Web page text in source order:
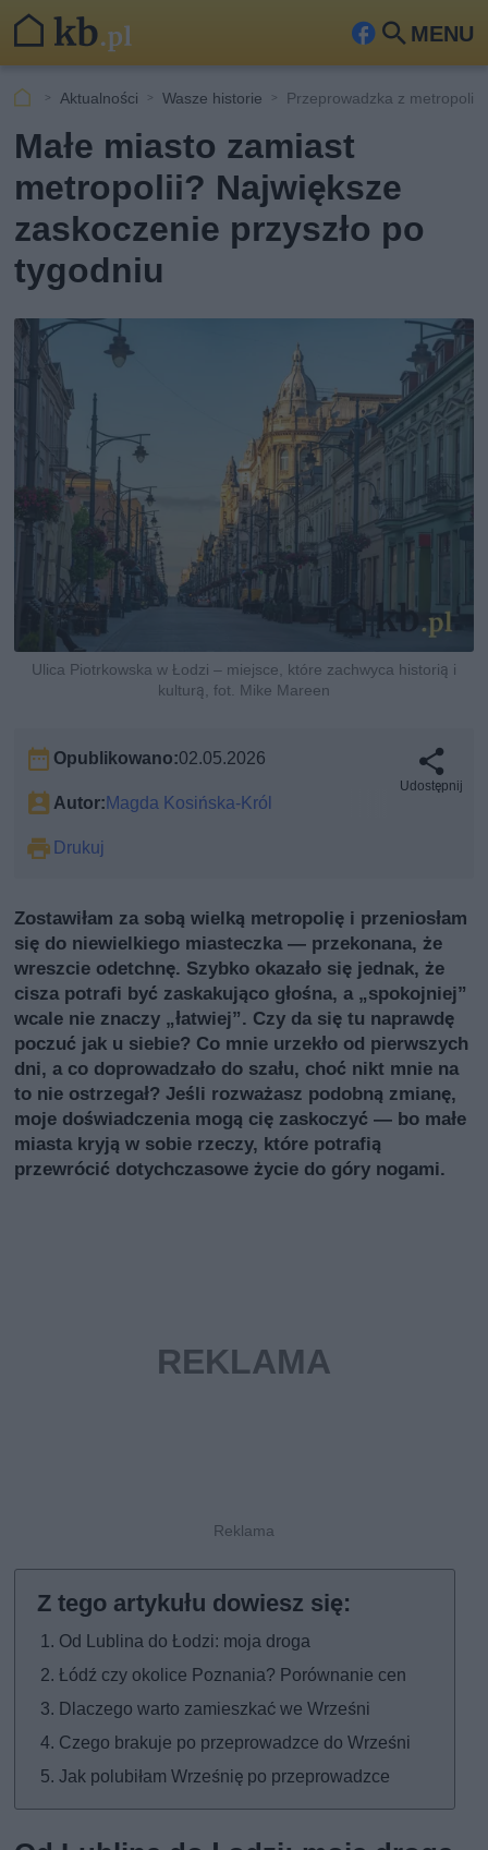
MENU
Fa
ook
Szu
kaj
Aktualności Wasze historie Przeprowadzka z metropolii
Małe miasto zamiast
metropolii? Największe
zaskoczenie przyszło po
tygodniu
Ulica Piotrkowska w Łodzi – miejsce, które zachwyca historią i
kulturą, fot. Mike Mareen
Opublikowano:02.05.2026
Autor:Magda Kosińska-Król
Drukuj
Udostępnij
Zostawiłam za sobą wielką metropolię i przeniosłam
się do niewielkiego miasteczka — przekonana, że
wreszcie odetchnę. Szybko okazało się jednak, że
cisza potrafi być zaskakująco głośna, a „spokojniej”
wcale nie znaczy „łatwiej”. Czy da się tu naprawdę
poczuć jak u siebie? Co mnie urzekło od pierwszych
dni, a co doprowadzało do szału, choć nikt mnie na
to nie ostrzegał? Jeśli rozważasz podobną zmianę,
moje doświadczenia mogą cię zaskoczyć — bo małe
miasta kryją w sobie rzeczy, które potrafią
przewrócić dotychczasowe życie do góry nogami.
Od Lublina do Łodzi: moja droga
Łódź czy okolice Poznania? Porównanie cen
Dlaczego warto zamieszkać we Wrześni
Czego brakuje po przeprowadzce do Wrześni
Jak polubiłam Wrześnię po przeprowadzce